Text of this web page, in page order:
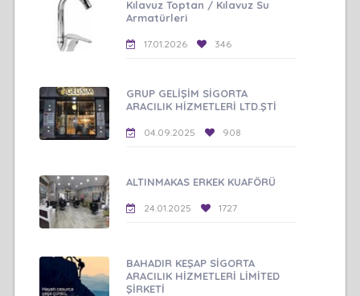
Kılavuz Toptan / Kılavuz Su
Armatürleri
17.01.2026 346
GRUP GELİŞİM SİGORTA
ARACILIK HİZMETLERİ LTD.ŞTİ
04.09.2025 908
ALTINMAKAS ERKEK KUAFÖRÜ
24.01.2025 1727
BAHADIR KEŞAP SİGORTA
ARACILIK HİZMETLERİ LİMİTED
ŞİRKETİ